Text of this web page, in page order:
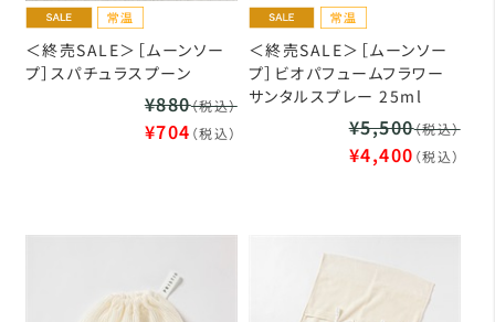
＜終売SALE＞［ムーンソー
プ］スパチュラスプーン
¥880（税込）
¥704 （税込）
＜終売SALE＞［ムーンソー
プ］ビオパフュームフラワー
サンタルスプレー 25ml
¥5,500（税込）
¥4,400 （税込）